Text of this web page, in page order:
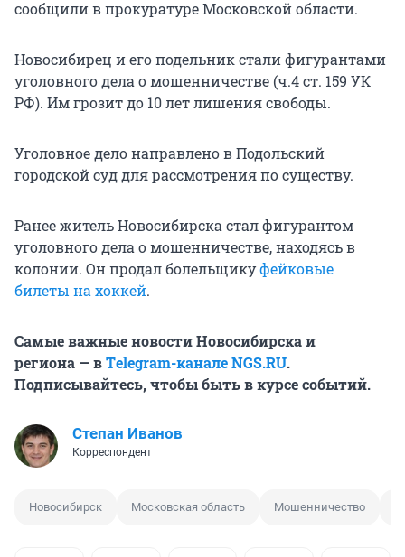
сообщили в прокуратуре Московской области.
Новосибирец и его подельник стали фигурантами
уголовного дела о мошенничестве (ч.4 ст. 159 УК
РФ). Им грозит до 10 лет лишения свободы.
Уголовное дело направлено в Подольский
городской суд для рассмотрения по существу.
Ранее житель Новосибирска стал фигурантом
уголовного дела о мошенничестве, находясь в
колонии. Он продал болельщикуфейковые
билеты на хоккей.
Самые важные новости Новосибирска и
региона — вТelegram-канале NGS.RU.
Подписывайтесь, чтобы быть в курсе событий.
Степан Иванов
Корреспондент
Новосибирск Московская область Мошенничество